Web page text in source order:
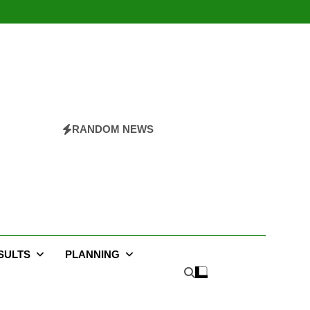
RANDOM NEWS
PLANNING